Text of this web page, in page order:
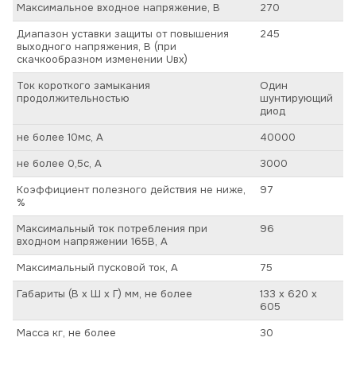
Максимальное входное напряжение, В
270
Диапазон уставки защиты от повышения
выходного напряжения, В (при
скачкообразном изменении Uвх)
245
Ток короткого замыкания
продолжительностью
Один
шунтирующий
диод
не более 10мс, А
40000
не более 0,5с, А
3000
Коэффициент полезного действия не ниже,
%
97
Максимальный ток потребления при
входном напряжении 165В, А
96
Максимальный пусковой ток, А
75
Габариты (В х Ш х Г) мм, не более
133 х 620 х
605
Масса кг, не более
30